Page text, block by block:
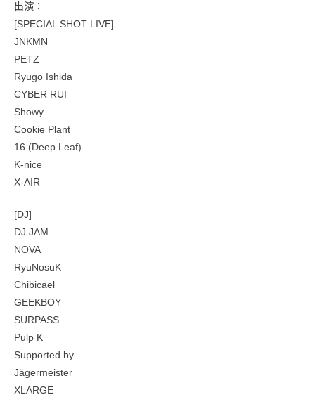
出演：
[SPECIAL SHOT LIVE]
JNKMN
PETZ
Ryugo Ishida
CYBER RUI
Showy
Cookie Plant
16 (Deep Leaf)
K-nice
X-AIR
[DJ]
DJ JAM
NOVA
RyuNosuK
Chibicael
GEEKBOY
SURPASS
Pulp K
Supported by
Jägermeister
XLARGE